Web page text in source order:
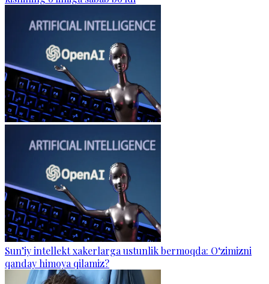
Sun’iy intellekt xakerlarga ustunlik bermoqda: O‘zimizni
qanday himoya qilamiz?